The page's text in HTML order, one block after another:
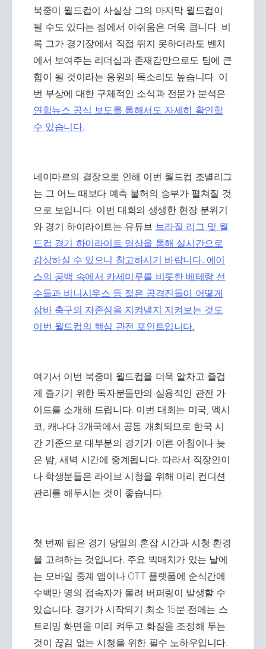
북중미 월드컵이 사실상 그의 마지막 월드컵이
될 수도 있다는 점에서 아쉬움은 더욱 큽니다. 비
록 그가 경기장에서 직접 뛰지 못하더라도 벤치
에서 보여주는 리더십과 존재감만으로도 팀에 큰
힘이 될 것이라는 응원의 목소리도 높습니다. 이
번 부상에 대한 구체적인 소식과 전문가 분석은
연합뉴스 공식 보도를 통해서도 자세히 확인할
수 있습니다.
네이마르의 결장으로 인해 이번 월드컵 조별리그
는 그 어느 때보다 예측 불허의 승부가 펼쳐질 것
으로 보입니다. 이번 대회의 생생한 현장 분위기
와 경기 하이라이트는 유튜브 브라질 리그 및 월
드컵 경기 하이라이트 영상을 통해 실시간으로
감상하실 수 있으니 참고하시기 바랍니다. 에이
스의 공백 속에서 카세미루를 비롯한 베테랑 선
수들과 비니시우스 등 젊은 공격진들이 어떻게
삼바 축구의 자존심을 지켜낼지 지켜보는 것도
이번 월드컵의 핵심 관전 포인트입니다.
여기서 이번 북중미 월드컵을 더욱 알차고 즐겁
게 즐기기 위한 독자분들만의 실용적인 관전 가
이드를 소개해 드립니다. 이번 대회는 미국, 멕시
코, 캐나다 3개국에서 공동 개최되므로 한국 시
간 기준으로 대부분의 경기가 이른 아침이나 늦
은 밤, 새벽 시간에 중계됩니다. 따라서 직장인이
나 학생분들은 라이브 시청을 위해 미리 컨디션
관리를 해두시는 것이 좋습니다.
첫 번째 팁은 경기 당일의 혼잡 시간과 시청 환경
을 고려하는 것입니다. 주요 빅매치가 있는 날에
는 모바일 중계 앱이나 OTT 플랫폼에 순식간에
수백만 명의 접속자가 몰려 버퍼링이 발생할 수
있습니다. 경기가 시작되기 최소 15분 전에는 스
트리밍 화면을 미리 켜두고 화질을 조정해 두는
것이 끊김 없는 시청을 위한 필수 노하우입니다.